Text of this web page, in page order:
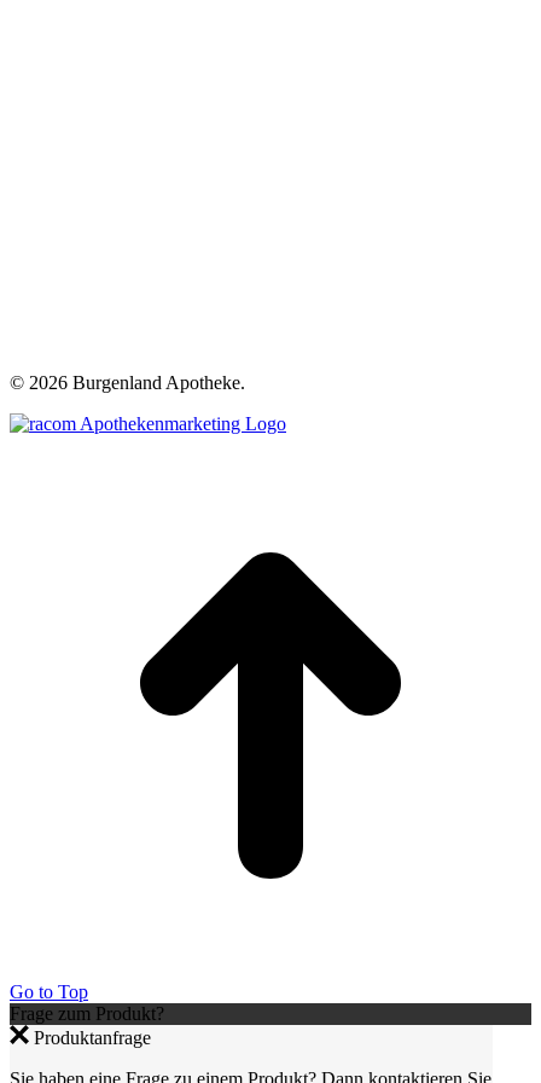
© 2026 Burgenland Apotheke.
Go to Top
Frage zum Produkt?
Produktanfrage
Sie haben eine Frage zu einem Produkt? Dann kontaktieren Sie